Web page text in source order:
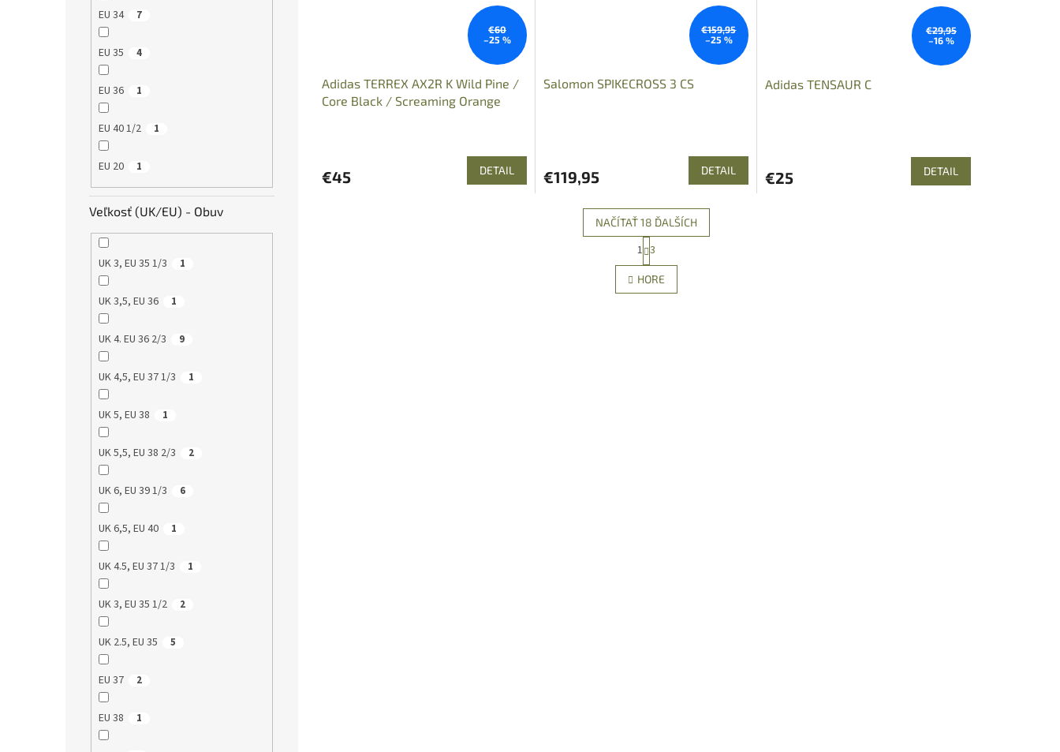
EU 34 7
EU 35 4
EU 36 1
EU 40 1/2 1
EU 20 1
Veľkosť (UK/EU) - Obuv
UK 3, EU 35 1/3 1
UK 3,5, EU 36 1
UK 4. EU 36 2/3 9
UK 4,5, EU 37 1/3 1
UK 5, EU 38 1
UK 5,5, EU 38 2/3 2
UK 6, EU 39 1/3 6
UK 6,5, EU 40 1
UK 4.5, EU 37 1/3 1
UK 3, EU 35 1/2 2
UK 2.5, EU 35 5
EU 37 2
EU 38 1
€60
–25 %
Adidas TERREX AX2R K Wild Pine /
Core Black / Screaming Orange
€45 DETAIL
€159,95
–25 %
Salomon SPIKECROSS 3 CS
€119,95 DETAIL
€29,95
–16 %
Adidas TENSAUR C
€25 DETAIL
O
v
l
NAČÍTAŤ 18 ĎALŠÍCH
S
t
r
á
n
1 3
HORE